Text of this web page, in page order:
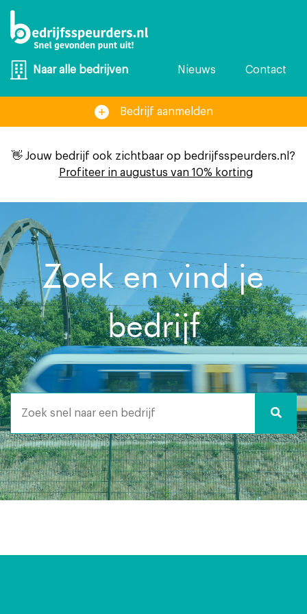
Naar alle bedrijven Nieuws Contact
Bedrijf aanmelden
👋 Jouw bedrijf ook zichtbaar op bedrijfsspeurders.nl?
Profiteer in augustus van 10% korting
Zoek en vind je
bedrijf